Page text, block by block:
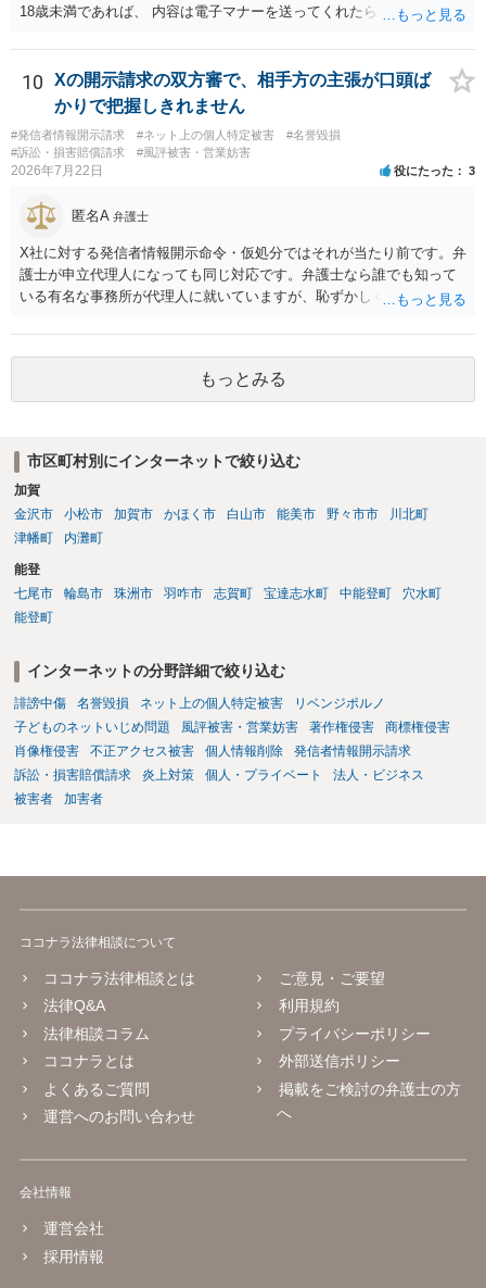
実績として掲載する権限まで当然に生じるものではありません。 もっ
の同意があれば別です。また、単に制作を担当した事実を記載した
り、公開中のサイトへリンクしたりする行為まで当然に禁止できると
は限りません。 人物写真については、通常のSNSへの無断掲載と同
様、掲載目的、態様、必要性、本人の特定可能性等から判断されま
す。営業目的であり、本人も掲載を拒否していることは、違法性を認
める方向の事情となりますが、自動的に肖像権侵害となるわけではあ
を確認したうえで、「提供素材及びこれを含む画面の複製・SNS掲載
を許諾しない」と書面で明確に通知することをお勧めします。すでに
掲載された場合は、URL、掲載日時、画面を保存してから削除を求め
てください。
18歳未満であれば、 内容は電子マナーを送ってくれたら自慰行為など
画の尺は10分ほど、服を着たままで胸を触って欲しい、などの要望を
して、要求された金額(1000円程度)の電子マネーを送信してしまいま
した。 そこから、撮影するまで暇なので顔の雰囲気の写真を交換して
欲しい、住んでいる都道府県と区を教えてと言われたので教えたりと
言ったやり取りをしていました。 というやりとりは、青少年条例違反
（わいせつ行為）の疑いがあります。18歳未満と知らなくても処罰可
10
Xの開示請求の双方審で、相手方の主張が口頭ば
かりで把握しきれません
#発信者情報開示請求 #ネット上の個人特定被害
#名誉毀損
#訴訟・損害賠償請求
#風評被害・営業妨害
2026年7月22日 役にたった 3
匿名A 弁護士
X社に対する発信者情報開示命令・仮処分ではそれが当たり前です。弁
護士が申立代理人になっても同じ対応です。弁護士なら誰でも知って
いる有名な事務所が代理人に就いていますが、恥ずかしくないのだろ
もっとみる
市区町村別にインターネットで絞り込む
加賀
金沢市
小松市 加賀市 かほく市 白山市 能美市 野々市市
川北町
津幡町
内灘町
能登
七尾市
輪島市 珠洲市 羽咋市 志賀町 宝達志水町 中能登町
穴水町
能登町
インターネットの分野詳細で絞り込む
誹謗中傷 名誉毀損 ネット上の個人特定被害
リベンジポルノ
子どものネットいじめ問題
風評被害・営業妨害 著作権侵害
商標権侵害
肖像権侵害
不正アクセス被害 個人情報削除
発信者情報開示請求
訴訟・損害賠償請求
炎上対策 個人・プライベート
法人・ビジネス
被害者
加害者
ココナラ法律相談について
ココナラ法律相談とは
法律Q&A
法律相談コラム
ココナラとは
よくあるご質問
運営へのお問い合わせ
ご意見・ご要望
利用規約
プライバシーポリシー
外部送信ポリシー
掲載をご検討の弁護士の方
へ
会社情報
運営会社
採用情報